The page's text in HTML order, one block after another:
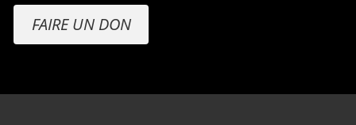
FAIRE UN DON